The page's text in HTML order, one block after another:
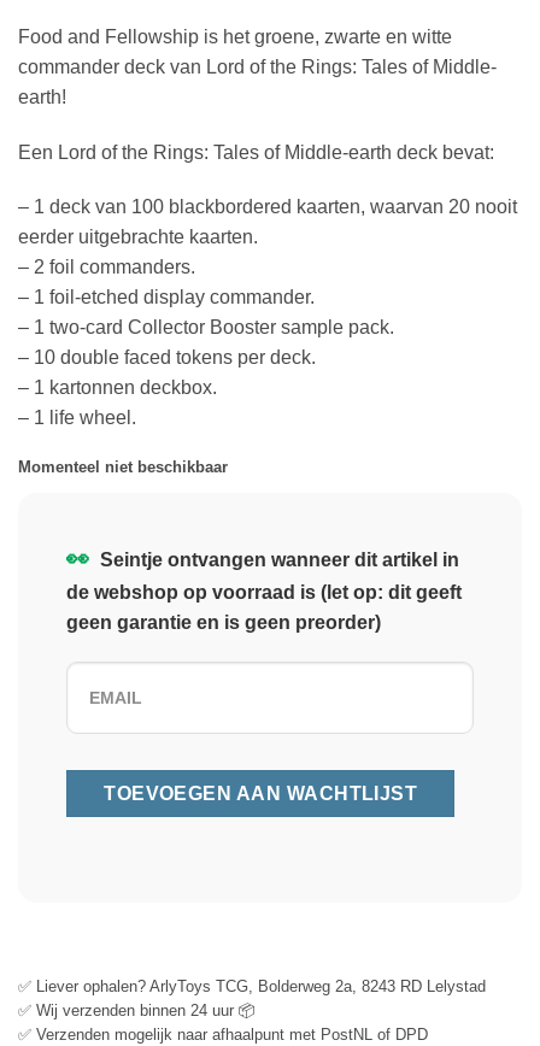
Food and Fellowship is het groene, zwarte en witte
commander deck van Lord of the Rings: Tales of Middle-
earth!
Een Lord of the Rings: Tales of Middle-earth deck bevat:
– 1 deck van 100 blackbordered kaarten, waarvan 20 nooit
eerder uitgebrachte kaarten.
– 2 foil commanders.
– 1 foil-etched display commander.
– 1 two-card Collector Booster sample pack.
– 10 double faced tokens per deck.
– 1 kartonnen deckbox.
– 1 life wheel.
Momenteel niet beschikbaar
👀 Seintje ontvangen wanneer dit artikel in
de webshop op voorraad is (let op: dit geeft
geen garantie en is geen preorder)
✅ Liever ophalen? ArlyToys TCG, Bolderweg 2a, 8243 RD Lelystad
✅ Wij verzenden binnen 24 uur 📦
✅ Verzenden mogelijk naar afhaalpunt met PostNL of DPD